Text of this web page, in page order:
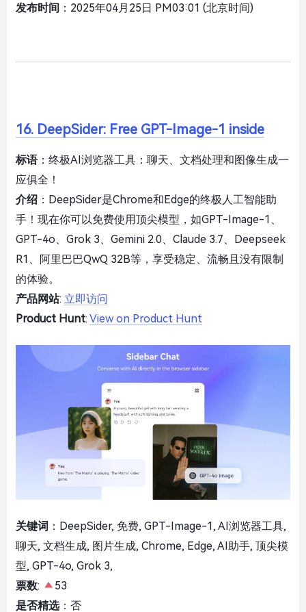
发布时间 ：2025年04月25日 PM03:01 (北京时间)
16. DeepSider: Free GPT-Image-1 inside
标语：终极AI浏览器工具：聊天、文档处理和图像生成一
应俱全！
介绍 ：DeepSider是Chrome和Edge的终极人工智能助
手！现在你可以免费使用顶尖模型，如GPT-Image-1、
GPT-4o、Grok 3、Gemini 2.0、Claude 3.7、Deepseek
R1、阿里巴巴QwQ 32B等，享受稳定、流畅且没有限制
的体验。
产品网站: 立即访问
Product Hunt: View on Product Hunt
关键词 ：DeepSider, 免费, GPT-Image-1, AI浏览器工具,
聊天, 文档生成, 图片生成, Chrome, Edge, AI助手, 顶尖模
型, GPT-4o, Grok 3,
票数:
53
是否精选：否